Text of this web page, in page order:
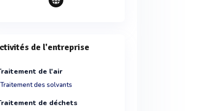
de l'entreprise
de l'air
Traitement des solvants
de déchets